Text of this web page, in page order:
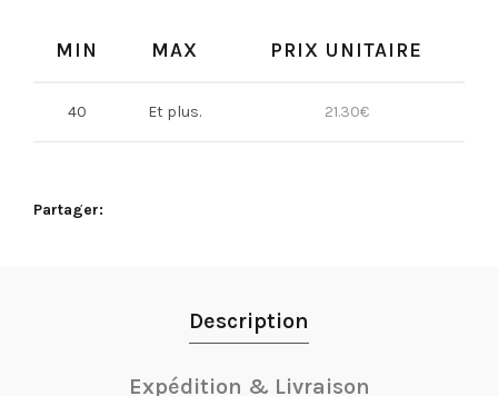
MIN MAX PRIX UNITAIRE
40 Et plus. 21.30€
Partager
Description
Expédition & Livraison